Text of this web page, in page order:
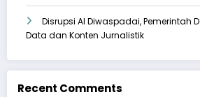
Disrupsi AI Diwaspadai, Pemerintah
Data dan Konten Jurnalistik
Recent Comments